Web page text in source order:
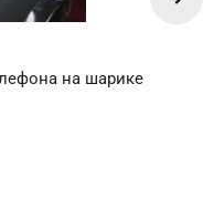
на шарике